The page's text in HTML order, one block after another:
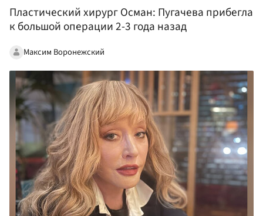
Пластический хирург Осман: Пугачева прибегла
к большой операции 2-3 года назад
Максим Воронежский